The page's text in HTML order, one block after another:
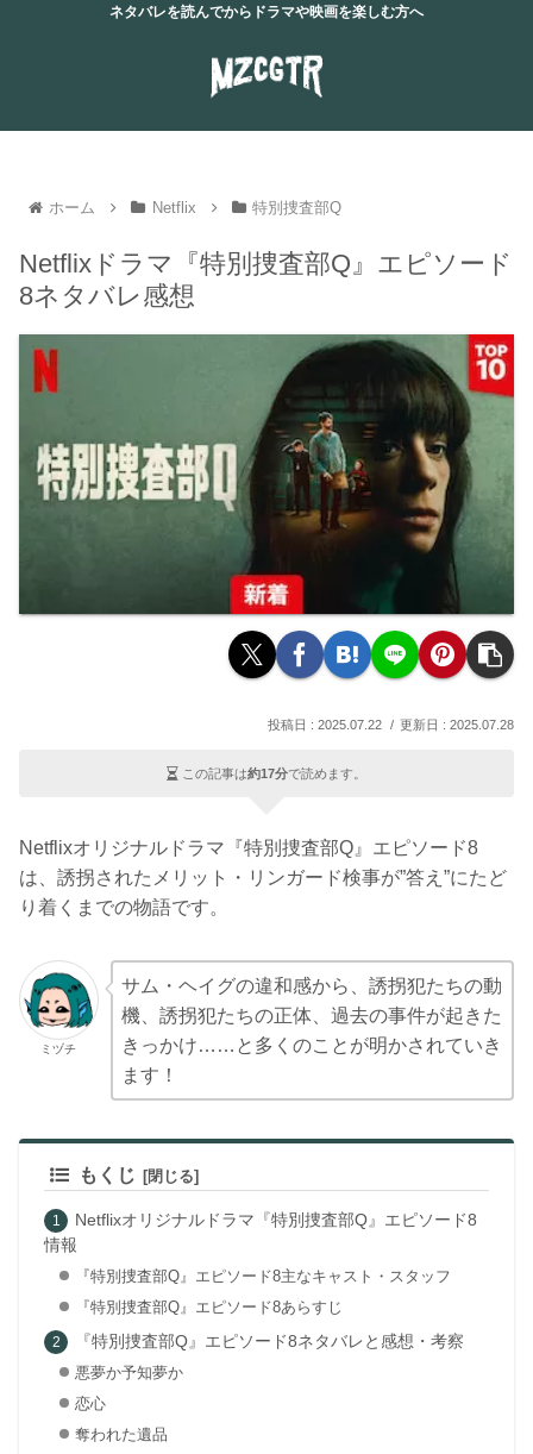
ネタバレを読んでからドラマや映画を楽しむ方へ
ホーム Netflix 特別捜査部Q
Netflixドラマ『特別捜査部Q』エピソード
8ネタバレ感想
2025.07.22 2025.07.28
この記事は約17分で読めます。
Netflixオリジナルドラマ『特別捜査部Q』エピソード8
は、誘拐されたメリット・リンガード検事が”答え”にたど
り着くまでの物語です。
ミヅチ
サム・ヘイグの違和感から、誘拐犯たちの動
機、誘拐犯たちの正体、過去の事件が起きた
きっかけ……と多くのことが明かされていき
ます！
もくじ
Netflixオリジナルドラマ『特別捜査部Q』エピソード8
情報
『特別捜査部Q』エピソード8主なキャスト・スタッフ
『特別捜査部Q』エピソード8あらすじ
『特別捜査部Q』エピソード8ネタバレと感想・考察
悪夢か予知夢か
恋心
奪われた遺品